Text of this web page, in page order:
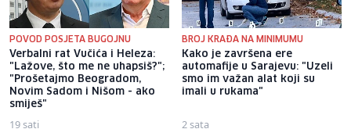
POVOD POSJETA BUGOJNU
Verbalni rat Vučića i Heleza:
"Lažove, što me ne uhapsiš?";
"Prošetajmo Beogradom,
Novim Sadom i Nišom - ako
smiješ"
19 sati
BROJ KRAĐA NA MINIMUMU
Kako je završena ere
automafije u Sarajevu: "Uzeli
smo im važan alat koji su
imali u rukama"
2 sata